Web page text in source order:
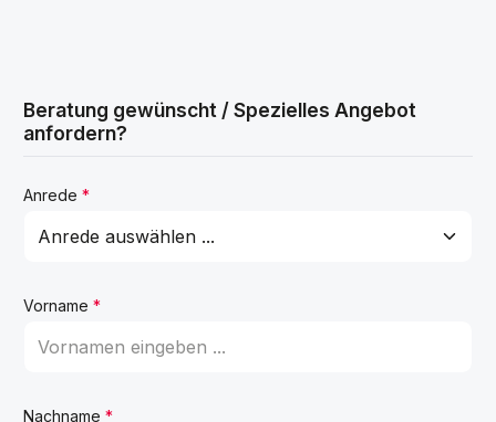
Beratung gewünscht / Spezielles Angebot
anfordern?
Anrede *
Vorname *
Nachname *